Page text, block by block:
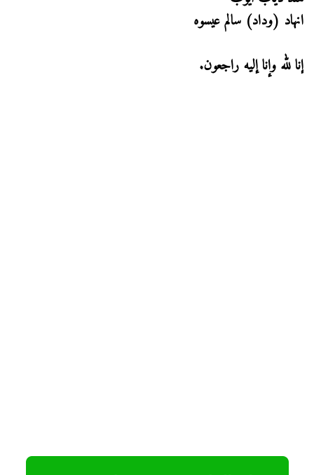
انهاد (وداد) سالم عيسوه
إنا لله وإنا إليه راجعون.